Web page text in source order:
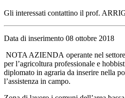
Gli interessati contattino il prof.
Data di inserimento 08 ottobre 2018
NOTA AZIENDA operante nel
per l’agricoltura professionale e
diplomato in agraria da inserire nella
l’assistenza in campo.